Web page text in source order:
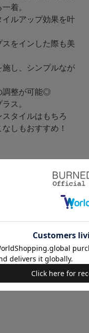
着。
イルアップ効果を叶
スをインした際も美
施し、シンプルなが
調整が可能◎
ス。
タイルはもちろ
しもおすすめ！
かで快適な穿き心地
できます。
オフィスシーンま